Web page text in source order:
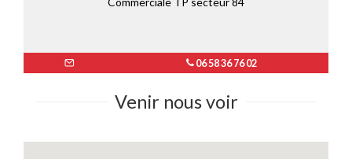
06 58 36 76 02
Venir nous voir